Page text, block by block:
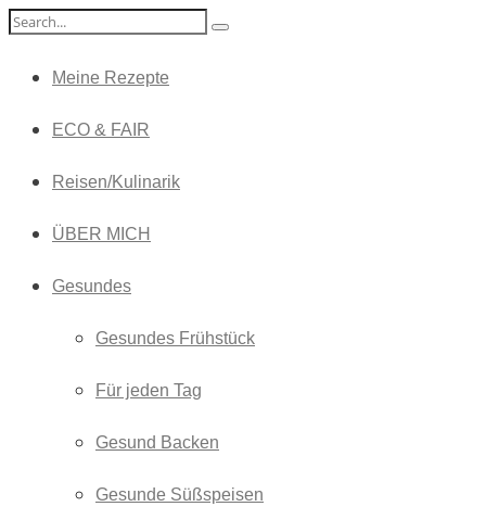
Meine Rezepte
ECO & FAIR
Reisen/Kulinarik
ÜBER MICH
Gesundes
Gesundes Frühstück
Für jeden Tag
Gesund Backen
Gesunde Süßspeisen